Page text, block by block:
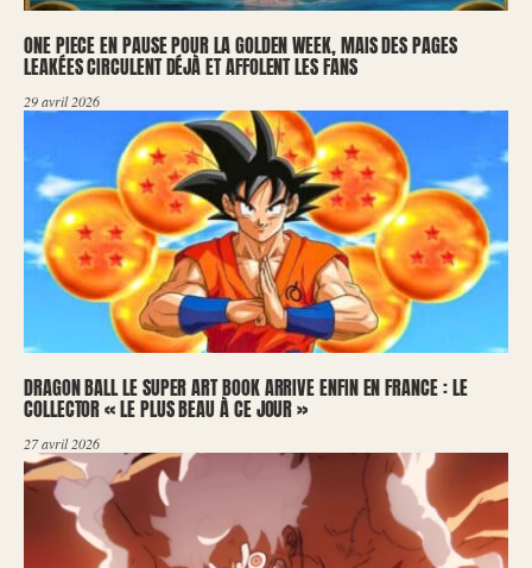
ONE PIECE EN PAUSE POUR LA GOLDEN WEEK, MAIS DES PAGES
LEAKÉES CIRCULENT DÉJÀ ET AFFOLENT LES FANS
29 avril 2026
DRAGON BALL LE SUPER ART BOOK ARRIVE ENFIN EN FRANCE : LE
COLLECTOR « LE PLUS BEAU À CE JOUR »
27 avril 2026